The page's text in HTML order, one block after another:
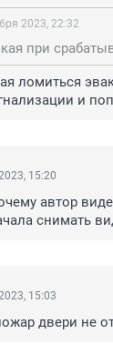
2023, 22:32
при
ломиться
и
15:20
автор
снимать
15:03
двери не